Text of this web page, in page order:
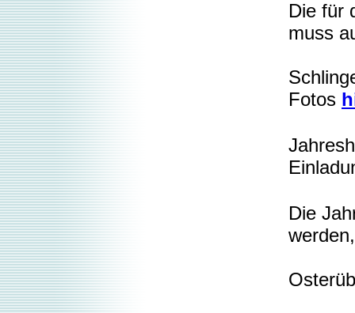
Die für
muss
Fotos
Die